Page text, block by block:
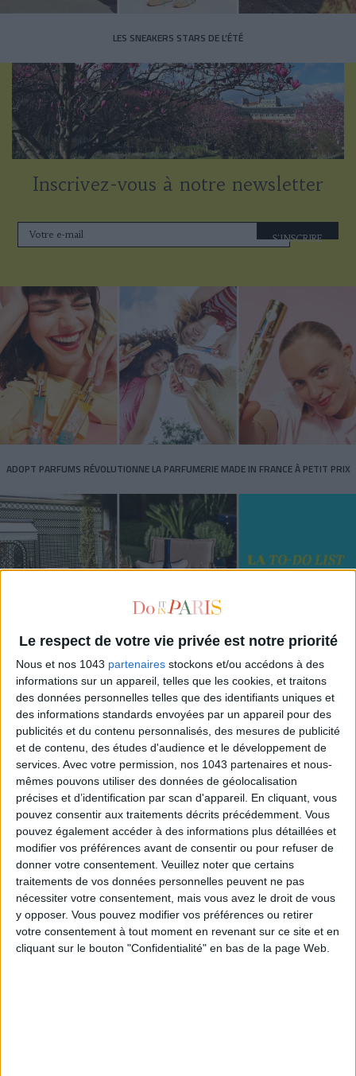
Le respect de votre vie privée est notre priorité
Nous et nos 1043 partenaires stockons et/ou accédons à des
informations sur un appareil, telles que les cookies, et traitons
des données personnelles telles que des identifiants uniques et
des informations standards envoyées par un appareil pour des
publicités et du contenu personnalisés, des mesures de publicité
et de contenu, des études d'audience et le développement de
services. Avec votre permission, nos 1043 partenaires et nous-
mêmes pouvons utiliser des données de géolocalisation
précises et d’identification par scan d'appareil. En cliquant, vous
pouvez consentir aux traitements décrits précédemment. Vous
pouvez également accéder à des informations plus détaillées et
modifier vos préférences avant de consentir ou pour refuser de
donner votre consentement. Veuillez noter que certains
traitements de vos données personnelles peuvent ne pas
nécessiter votre consentement, mais vous avez le droit de vous
y opposer. Vous pouvez modifier vos préférences ou retirer
votre consentement à tout moment en revenant sur ce site et en
cliquant sur le bouton "Confidentialité" en bas de la page Web.
LES SNEAKERS STARS DE L’ÉTÉ
Inscrivez-vous à notre newsletter
S'INSCRIRE
ADOPT PARFUMS RÉVOLUTIONNE LA PARFUMERIE MADE IN FRANCE À PETIT PRIX
TOUT CE QUE VOUS DEVEZ FAIRE À PARIS EN AOÛT
LES SPF 50 QUI DONNENT ENVIE DE SE TARTINER